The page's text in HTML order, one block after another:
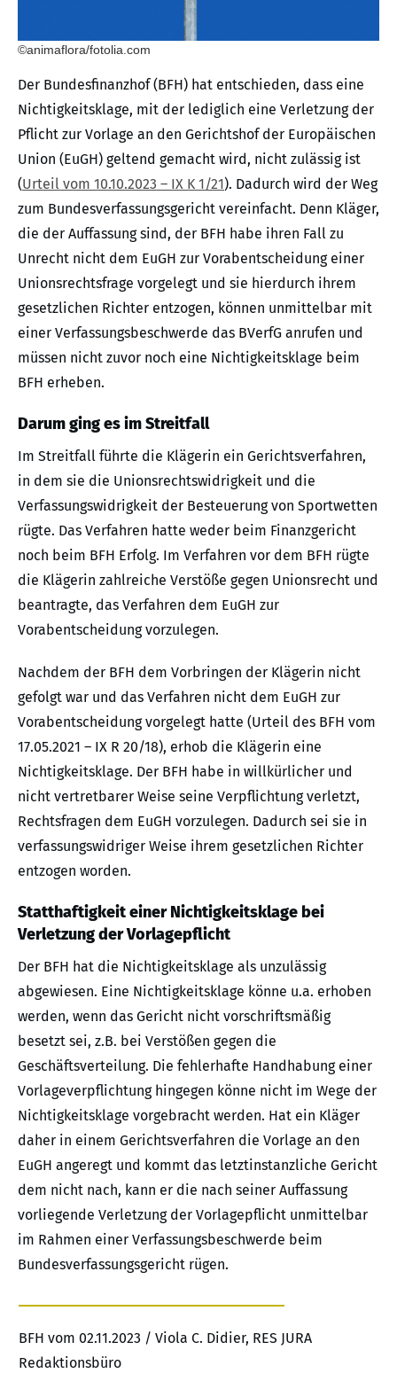
©animaflora/fotolia.com
Der Bundesfinanzhof (BFH) hat entschieden, dass eine
Nichtigkeitsklage, mit der lediglich eine Verletzung der
Pflicht zur Vorlage an den Gerichtshof der Europäischen
Union (EuGH) geltend gemacht wird, nicht zulässig ist
(Urteil vom 10.10.2023 – IX K 1/21). Dadurch wird der Weg
zum Bundesverfassungsgericht vereinfacht. Denn Kläger,
die der Auffassung sind, der BFH habe ihren Fall zu
Unrecht nicht dem EuGH zur Vorabentscheidung einer
Unionsrechtsfrage vorgelegt und sie hierdurch ihrem
gesetzlichen Richter entzogen, können unmittelbar mit
einer Verfassungsbeschwerde das BVerfG anrufen und
müssen nicht zuvor noch eine Nichtigkeitsklage beim
BFH erheben.
Darum ging es im Streitfall
Im Streitfall führte die Klägerin ein Gerichtsverfahren,
in dem sie die Unionsrechtswidrigkeit und die
Verfassungswidrigkeit der Besteuerung von Sportwetten
rügte. Das Verfahren hatte weder beim Finanzgericht
noch beim BFH Erfolg. Im Verfahren vor dem BFH rügte
die Klägerin zahlreiche Verstöße gegen Unionsrecht und
beantragte, das Verfahren dem EuGH zur
Vorabentscheidung vorzulegen.
Nachdem der BFH dem Vorbringen der Klägerin nicht
gefolgt war und das Verfahren nicht dem EuGH zur
Vorabentscheidung vorgelegt hatte (Urteil des BFH vom
17.05.2021 – IX R 20/18), erhob die Klägerin eine
Nichtigkeitsklage. Der BFH habe in willkürlicher und
nicht vertretbarer Weise seine Verpflichtung verletzt,
Rechtsfragen dem EuGH vorzulegen. Dadurch sei sie in
verfassungswidriger Weise ihrem gesetzlichen Richter
entzogen worden.
Statthaftigkeit einer Nichtigkeitsklage bei
Verletzung der Vorlagepflicht
Der BFH hat die Nichtigkeitsklage als unzulässig
abgewiesen. Eine Nichtigkeitsklage könne u.a. erhoben
werden, wenn das Gericht nicht vorschriftsmäßig
besetzt sei, z.B. bei Verstößen gegen die
Geschäftsverteilung. Die fehlerhafte Handhabung einer
Vorlageverpflichtung hingegen könne nicht im Wege der
Nichtigkeitsklage vorgebracht werden. Hat ein Kläger
daher in einem Gerichtsverfahren die Vorlage an den
EuGH angeregt und kommt das letztinstanzliche Gericht
dem nicht nach, kann er die nach seiner Auffassung
vorliegende Verletzung der Vorlagepflicht unmittelbar
im Rahmen einer Verfassungsbeschwerde beim
Bundesverfassungsgericht rügen.
BFH vom 02.11.2023 / Viola C. Didier, RES JURA
Redaktionsbüro